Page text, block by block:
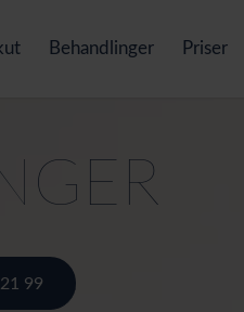
Behandlinger Priser
99